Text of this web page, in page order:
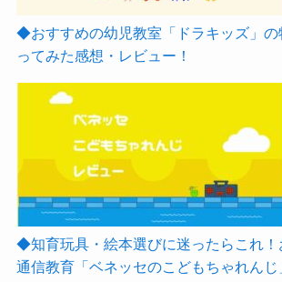
◆おすすめの幼児教室「ドラキッズ」の
ってみた感想・レビュー！
◆知育玩具・絵本選びに迷ったらこれ！
通信教育「ベネッセのこどもちゃれん